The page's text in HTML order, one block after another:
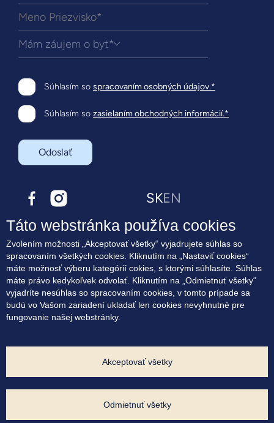
Mám záujem o byt*
Súhlasím so spracovaním osobných údajov.*
Súhlasím so zasielaním obchodných informácií.*
Odoslať
Bývanie
Terasové byty
Lokalita
Blog
Kontakt
Súhlas na marketingové oslovovanie
SKEN
Táto webstránka používa cookies
Zvolením možnosti „Akceptovať všetky“ vyjadrujete súhlas so
spracovaním všetkých cookies. Kliknutím na „Nastaviť cookies“
máte možnosť výberu kategórií cokies, s ktorými súhlasíte. Súhlas
máte právo kedykoľvek odvolať. Kliknutím na „Odmietnuť všetky“
vyjadríte nesúhlas so spracovaním cookies, v tomto prípade sa
budú vo Vašom zariadení ukladať len cookies nevyhnutné pre
fungovanie našej webstránky.
Akceptovať všetky
Odmietnuť všetky